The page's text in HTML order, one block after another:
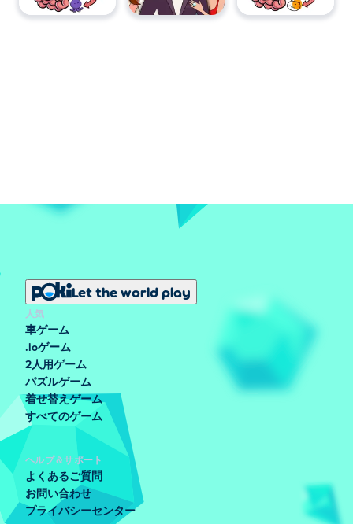
Let the world play
人気
車ゲーム
.ioゲーム
2人用ゲーム
パズルゲーム
着せ替えゲーム
すべてのゲーム
ヘルプ＆サポート
よくあるご質問
お問い合わせ
プライバシーセンター